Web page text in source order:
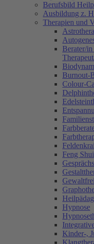
Berufsbild
Ausbildung z.
Therapien und
Berater/
Burnout-
Colour-
Feng Shui
Hypnose
Kinder-,